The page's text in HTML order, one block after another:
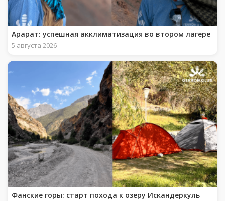
Арарат: успешная акклиматизация во втором лагере
5 августа 2026
Фанские горы: старт похода к озеру Искандеркуль